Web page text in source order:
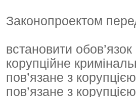
Законопроектом
встановити
корупційне
пов’язане з
пов’язане з